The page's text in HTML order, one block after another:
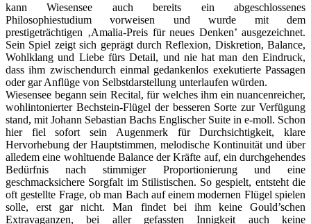
kann Wiesensee auch bereits ein abgeschlossenes
Philosophiestudium vorweisen und wurde mit dem
prestigeträchtigen ‚Amalia-Preis für neues Denken’ ausgezeichnet.
Sein Spiel zeigt sich geprägt durch Reflexion, Diskretion, Balance,
Wohlklang und Liebe fürs Detail, und nie hat man den Eindruck,
dass ihm zwischendurch einmal gedankenlos exekutierte Passagen
oder gar Anflüge von Selbstdarstellung unterlaufen würden.
Wiesensee begann sein Recital, für welches ihm ein nuancenreicher,
wohlintonierter Bechstein-Flügel der besseren Sorte zur Verfügung
stand, mit Johann Sebastian Bachs Englischer Suite in e-moll. Schon
hier fiel sofort sein Augenmerk für Durchsichtigkeit, klare
Hervorhebung der Hauptstimmen, melodische Kontinuität und über
alledem eine wohltuende Balance der Kräfte auf, ein durchgehendes
Bedürfnis nach stimmiger Proportionierung und eine
geschmacksichere Sorgfalt im Stilistischen. So gespielt, entsteht die
oft gestellte Frage, ob man Bach auf einem modernen Flügel spielen
solle, erst gar nicht. Man findet bei ihm keine Gould’schen
Extravaganzen, bei aller gefassten Innigkeit auch keine